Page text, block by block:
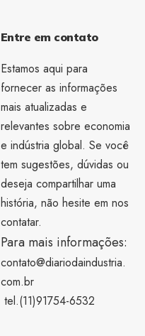
Entre em contato
Estamos aqui para
fornecer as informações
mais atualizadas e
relevantes sobre economia
e indústria global. Se você
tem sugestões, dúvidas ou
deseja compartilhar uma
história, não hesite em nos
contatar.
Para mais informações:
contato@diariodaindustria.
com.br
tel.(11)91754-6532